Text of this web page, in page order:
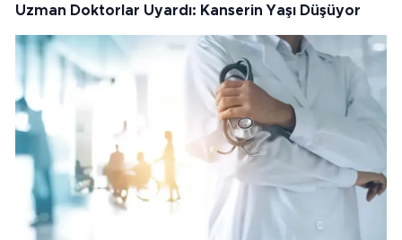
Uzman Doktorlar Uyardı: Kanserin Yaşı Düşüyor